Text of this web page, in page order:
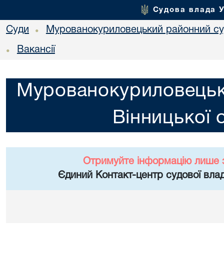
Судова влада
Суди • Мурованокуриловецький районний
• Вакансії
Вінницької
Отримуйте інформацію лише
Єдиний Контакт-центр судової